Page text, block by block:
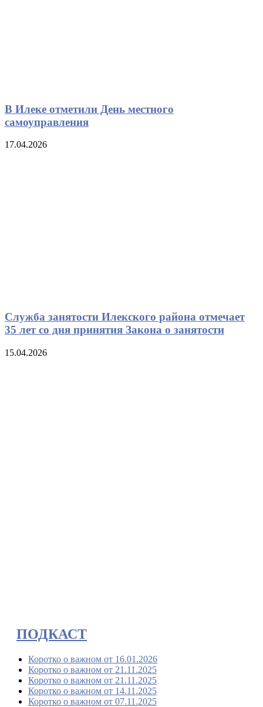
В Илеке отметили День местного
самоуправления
17.04.2026
Служба занятости Илекского района отмечает
35 лет со дня принятия Закона о занятости
15.04.2026
ПОДКАСТ
Коротко о важном от 16.01.2026
Коротко о важном от 21.11.2025
Коротко о важном от 21.11.2025
Коротко о важном от 14.11.2025
Коротко о важном от 07.11.2025